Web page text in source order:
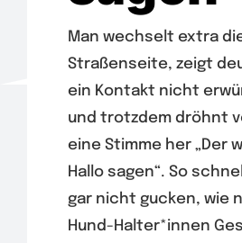
Man wechselt extra
Straßenseite, zeigt
ein Kontakt nicht
und trotzdem dröhnt
eine Stimme her „Der
Hallo sagen“. So
gar nicht gucken, wie
Hund-Halter*innen